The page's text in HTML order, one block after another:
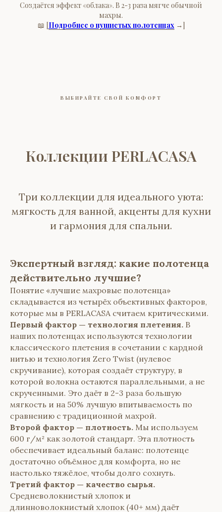
Создаётся эффект «облака». В 2-3 раза мягче обычной
махры.
📖 [Подробнее о пушистых полотенцах→]
ВЫБИРАЙТЕ СВОЙ КОМФОРТ
Коллекции PERLACASA
Три коллекции для идеального уюта:
мягкость для ванной, акценты для кухни
и гармония для спальни.
Экспертный взгляд: какие полотенца
действительно лучшие?
Понятие «лучшие махровые полотенца»
складывается из четырёх объективных факторов,
которые мы в PERLACASA считаем критическими.
Первый фактор — технология плетения. В
наших полотенцах используются технологии
классического плетения в сочетании с кардной
нитью и технология Zero Twist (нулевое
скручивание), которая создаёт структуру, в
которой волокна остаются параллельными, а не
скрученными. Это даёт в 2-3 раза большую
мягкость и на 50% лучшую впитываемость по
сравнению с традиционной махрой.
Второй фактор — плотность. Мы используем
600 г/м² как золотой стандарт. Эта плотность
обеспечивает идеальный баланс: полотенце
достаточно объёмное для комфорта, но не
настолько тяжёлое, чтобы долго сохнуть.
Третий фактор — качество сырья.
Средневолокнистый хлопок и
длинноволокнистый хлопок (40+ мм) даёт